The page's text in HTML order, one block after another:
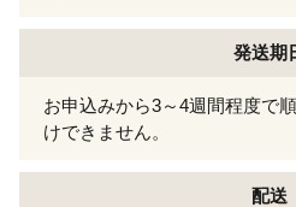
発送期
お申込みから3～4週間程度
けできません。
配送